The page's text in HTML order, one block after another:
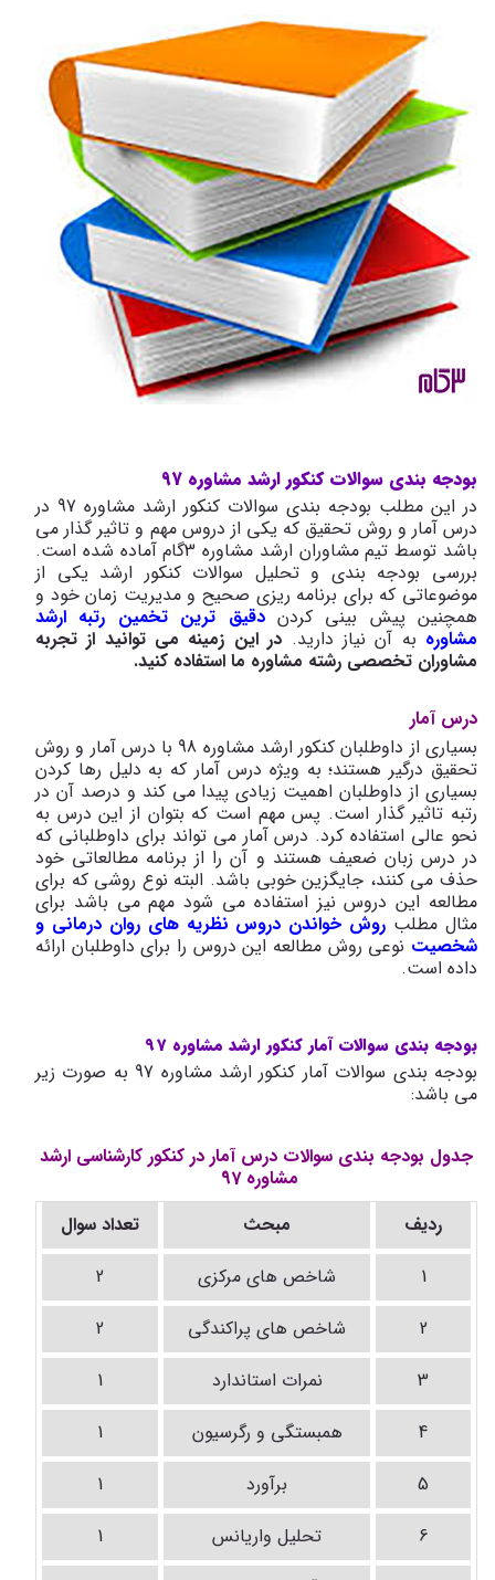
بودجه بندی سوالات کنکور ارشد مشاوره 97
در این مطلب بودجه بندی سوالات کنکور ارشد مشاوره 97 در
درس آمار و روش تحقیق که یکی از دروس مهم و تاثیر گذار می
باشد توسط تیم مشاوران ارشد مشاوره 3گام آماده شده است.
بررسی بودجه بندی و تحلیل سوالات کنکور ارشد یکی از
موضوعاتی که برای برنامه ریزی صحیح و مدیریت زمان خود و
همچنین پیش بینی کردندقیق ترین تخمین رتبه ارشد
مشاوره به آن نیاز دارید. در این زمینه می توانید از تجربه
مشاوران تخصصی رشته مشاوره ما استفاده کنید.
درس آمار
بسیاری از داوطلبان کنکور ارشد مشاوره 98 با درس آمار و روش
تحقیق درگیر هستند؛ به ویژه درس آمار که به دلیل رها کردن
بسیاری از داوطلبان اهمیت زیادی پیدا می کند و درصد آن در
رتبه تاثیر گذار است. پس مهم است که بتوان از این درس به
نحو عالی استفاده کرد. درس آمار می تواند برای داوطلبانی که
در درس زبان ضعیف هستند و آن را از برنامه مطالعاتی خود
حذف می کنند، جایگزین خوبی باشد. البته نوع روشی که برای
مطالعه این دروس نیز استفاده می شود مهم می باشد برای
مثال مطلب روش خواندن دروس نظریه های روان درمانی و
شخصیت نوعی روش مطالعه این دروس را برای داوطلبان ارائه
داده است.
بودجه بندی سوالات آمار کنکور ارشد مشاوره 97
بودجه بندی سوالات آمار کنکور ارشد مشاوره 97 به صورت زیر
می باشد:
جدول بودجه بندی سوالات درس آمار در کنکور کارشناسی ارشد
مشاوره 97
ردیف
مبحث
تعداد سوال
1
شاخص های مرکزی
2
2
شاخص های پراکندگی
2
3
نمرات استاندارد
1
4
همبستگی و رگرسیون
1
5
برآورد
1
6
تحلیل واریانس
1